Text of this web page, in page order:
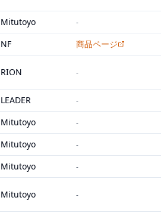
Mitutoyo -
NF 商品ページ
RION -
LEADER -
Mitutoyo -
Mitutoyo -
Mitutoyo -
Mitutoyo -